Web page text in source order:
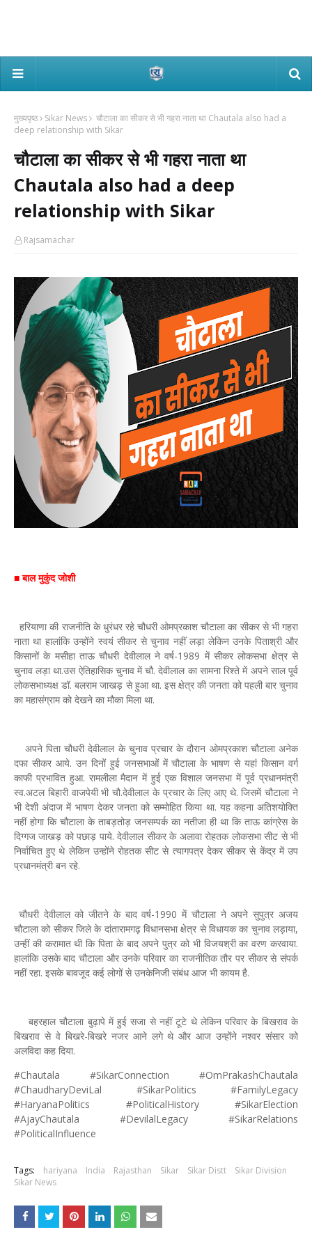
मुख्यपृष्ठ Sikar News
चौटाला का सीकर से भी गहरा नाता था Chautala also had a
deep relationship with Sikar
चौटाला का सीकर से भी गहरा नाता था
Chautala also had a deep
relationship with Sikar
Rajsamachar
■ बाल मुकुंद जोशी
हरियाणा की राजनीति के धुरंधर रहे चौधरी ओमप्रकाश चौटाला का सीकर से भी गहरा
नाता था हालांकि उन्होंने स्वयं सीकर से चुनाव नहीं लड़ा लेकिन उनके पिताश्री और
किसानों के मसीहा ताऊ चौधरी देवीलाल ने वर्ष-1989 में सीकर लोकसभा क्षेत्र से
चुनाव लड़ा था.उस ऐतिहासिक चुनाव में चौ. देवीलाल का सामना रिश्ते में अपने साल पूर्व
लोकसभाध्यक्ष डॉ. बलराम जाखड़ से हुआ था. इस क्षेत्र की जनता को पहली बार चुनाव
का महासंग्राम को देखने का मौका मिला था.
अपने पिता चौधरी देवीलाल के चुनाव प्रचार के दौरान ओमप्रकाश चौटाला अनेक
दफा सीकर आये. उन दिनों हुई जनसभाओं में चौटाला के भाषण से यहां किसान वर्ग
काफी प्रभावित हुआ. रामलीला मैदान में हुई एक विशाल जनसभा में पूर्व प्रधानमंत्री
स्व.अटल बिहारी वाजपेयी भी चौ.देवीलाल के प्रचार के लिए आए थे. जिसमें चौटाला ने
भी देशी अंदाज में भाषण देकर जनता को सम्मोहित किया था. यह कहना अतिशयोक्ति
नहीं होगा कि चौटाला के ताबड़तोड़ जनसम्पर्क का नतीजा ही था कि ताऊ कांग्रेस के
दिग्गज जाखड़ को पछाड़ पाये. देवीलाल सीकर के अलावा रोहतक लोकसभा सीट से भी
निर्वाचित हुए थे लेकिन उन्होंने रोहतक सीट से त्यागपत्र देकर सीकर से केंद्र में उप
प्रधानमंत्री बन रहे.
चौधरी देवीलाल को जीतने के बाद वर्ष-1990 में चौटाला ने अपने सुपुत्र अजय
चौटाला को सीकर जिले के दांतारामगढ़ विधानसभा क्षेत्र से विधायक का चुनाव लड़ाया,
उन्हीं की करामात थी कि पिता के बाद अपने पुत्र को भी विजयश्री का वरण करवाया.
हालांकि उसके बाद चौटाला और उनके परिवार का राजनीतिक तौर पर सीकर से संपर्क
नहीं रहा. इसके बावजूद कई लोगों से उनकेनिजी संबंध आज भी कायम है.
बहरहाल चौटाला बुढ़ापे में हुई सजा से नहीं टूटे थे लेकिन परिवार के बिखराव के
बिखराव से वे बिखरे-बिखरे नजर आने लगे थे और आज उन्होंने नश्वर संसार को
अलविदा कह दिया.
#Chautala #SikarConnection #OmPrakashChautala
#ChaudharyDeviLal #SikarPolitics #FamilyLegacy
#HaryanaPolitics #PoliticalHistory #SikarElection
#AjayChautala #DevilalLegacy #SikarRelations
#PoliticalInfluence
Tags: hariyana India Rajasthan Sikar Sikar Distt
Sikar Division
Sikar News